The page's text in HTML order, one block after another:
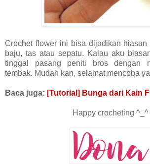
Crochet flower ini bisa dijadikan hiasan
baju, tas atau sepatu. Kalau aku
tinggal pasang peniti bros dengan
tembak. Mudah kan, selamat mencoba
Baca juga: [Tutorial] Bunga dari Kain
Happy crocheting ^_^